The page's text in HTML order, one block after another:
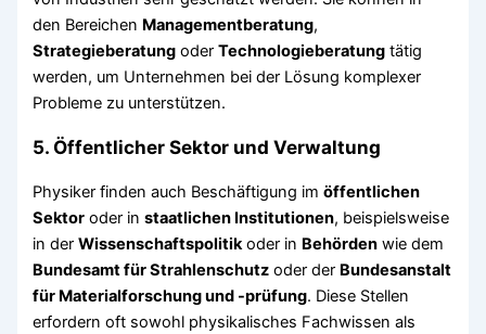
den Bereichen Managementberatung,
Strategieberatung oderTechnologieberatung tätig
werden, um Unternehmen bei der Lösung komplexer
Probleme zu unterstützen.
5. Öffentlicher Sektor und Verwaltung
Physiker finden auch Beschäftigung imöffentlichen
Sektor oder instaatlichen Institutionen, beispielsweise
in derWissenschaftspolitikoder in Behörden wie dem
Bundesamt für Strahlenschutz oder der Bundesanstalt
für Materialforschung und -prüfung. Diese Stellen
erfordern oft sowohl physikalisches Fachwissen als